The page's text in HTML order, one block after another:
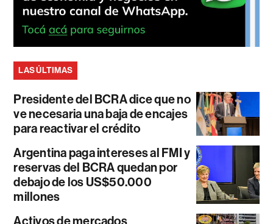
LAS ÚLTIMAS
Presidente del BCRA dice que no
ve necesaria una baja de encajes
para reactivar el crédito
Argentina paga intereses al FMI y
reservas del BCRA quedan por
debajo de los US$50.000
millones